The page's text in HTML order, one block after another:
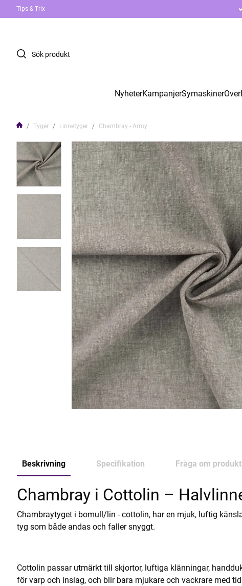
Tips & Trix
NyheterKampanjerSymaskiner
Tyger Linnetyger Chambray - Army
Beskrivning Specifikation Fråga om produkt
Chambray i Cottolin –
Chambraytyget i bomull/lin - cottolin, har en mjuk, luftig
tyg som både andas och faller snyggt.
Cottolin passar utmärkt till skjortor, luftiga klänningar,
för varp och inslag, och blir bara mjukare och vackrare med